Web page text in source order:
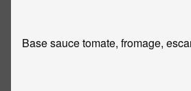
Base sauce tomate, fromage,